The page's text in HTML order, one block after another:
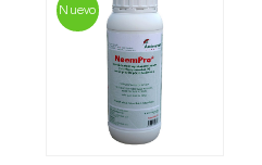
Coroebus undatus
(
Drosophila
Nuevo